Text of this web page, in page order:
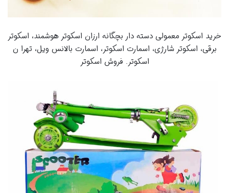
خرید اسکوتر معمولی دسته دار بچگانه ارزان اسکوتر هوشمند، اسکوتر
برقی، اسکوتر شارژی، اسمارت اسکوتر، اسمارت بالانس ویل، تهرا ن
اسکوتر. فروش اسکوتر